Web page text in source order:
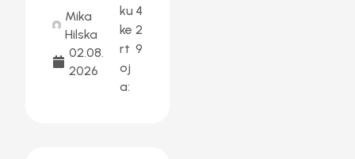
Mika
Hilska
02.08.
2026
ku
ke
rt
oj
a:
4
2
9